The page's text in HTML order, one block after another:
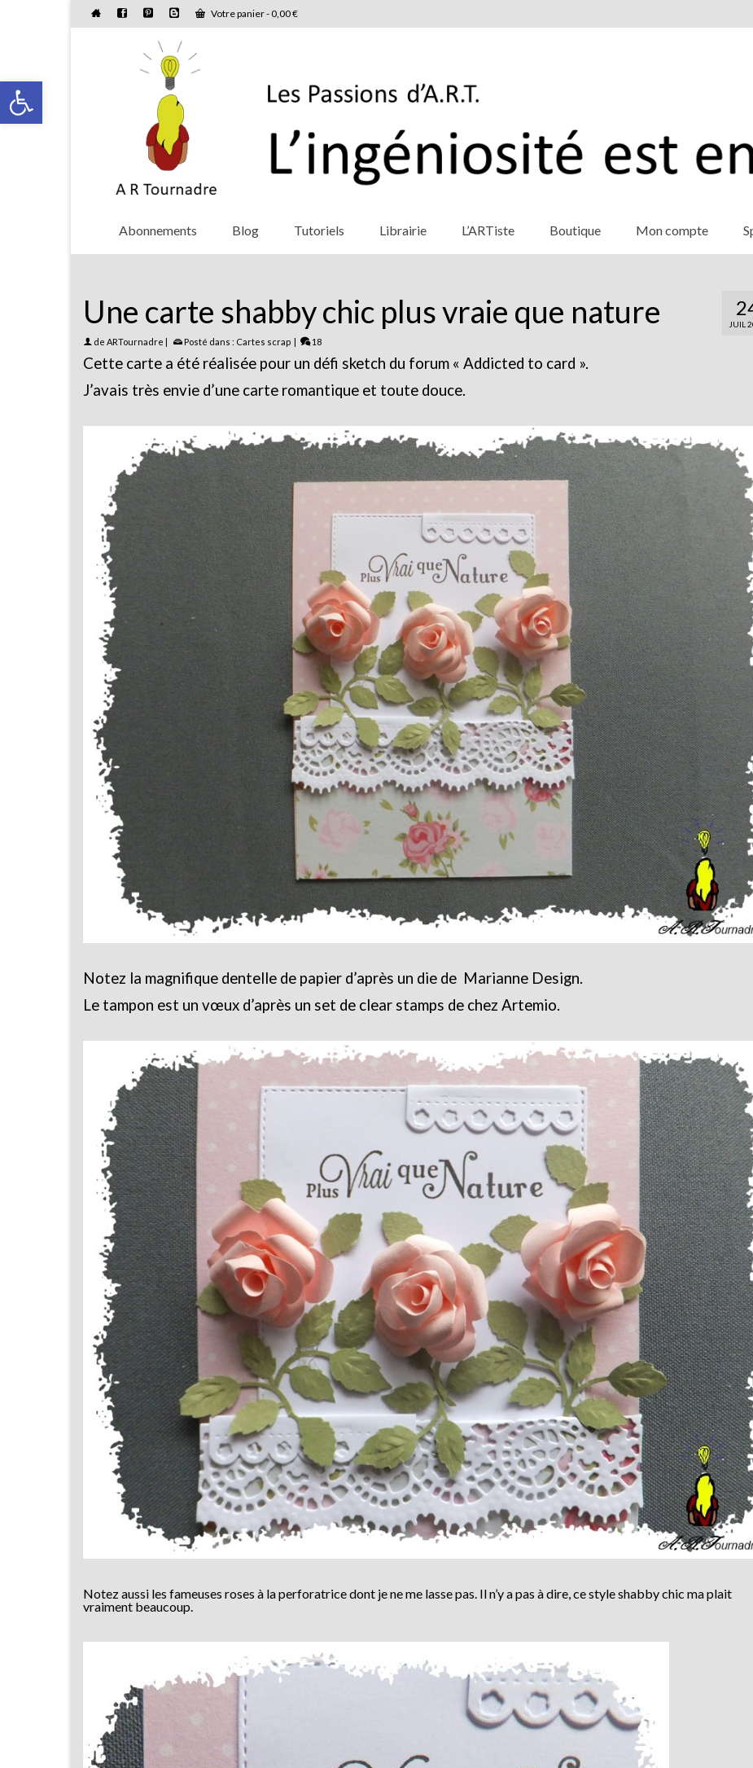
Ouvrir la barre d’outils
Votre panier-0,00€
Abonnements Blog Tutoriels Librairie L’ARTiste Boutique Mon compte
JUIL
Une carte shabby chic plus vraie que nature
de ARTournadre | Posté dans : Cartes scrap | 18
Cette carte a été réalisée pour un défi sketch du forum « Addicted to card ».
J’avais très envie d’une carte romantique et toute douce.
Notez la magnifique dentelle de papier d’après un die de Marianne Design.
Le tampon est un vœux d’après un set de clear stamps de chez Artemio.
Notez aussi les fameuses roses à la perforatrice dont je ne me lasse pas. Il n’y a pas à dire, ce style shabby chic ma plait
vraiment beaucoup.